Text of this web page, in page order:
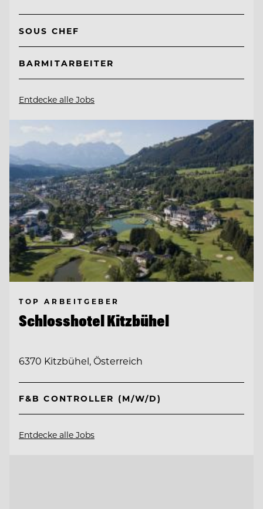
SOUS CHEF
BARMITARBEITER
Entdecke alle Jobs
TOP ARBEITGEBER
Schlosshotel Kitzbühel
6370 Kitzbühel, Österreich
F&B CONTROLLER (M/W/D)
Entdecke alle Jobs